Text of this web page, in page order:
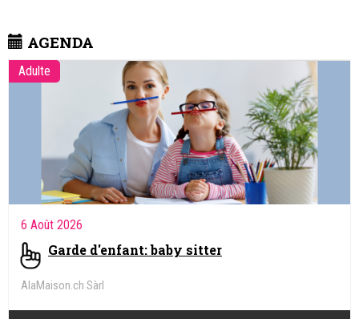
AGENDA
Adulte
6 Août 2026
Garde d'enfant: baby sitter
AlaMaison.ch Sàrl